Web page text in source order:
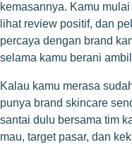
kemasannya. Kamu
lihat review positif, dan
percaya dengan brand
selama kamu berani
Kalau kamu merasa
punya brand skincare
santai dulu bersama tim
mau, target pasar, dan